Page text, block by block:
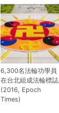
6,300名法輪功學員
在台北組成法輪標誌
(2016, Epoch
Times)